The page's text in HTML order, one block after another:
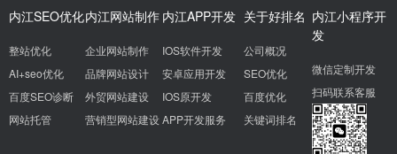
内江SEO优化
整站优化
AI+seo优化
百度SEO诊断
网站托管
内江网站制作
企业网站制作
品牌网站设计
外贸网站建设
营销型网站建设
内江APP开发
IOS软件开发
安卓应用开发
IOS原开发
APP开发服务
关于好排名
公司概况
SEO优化
百度优化
关键词排名
内江小程序开
发
微信定制开发
扫码联系客服